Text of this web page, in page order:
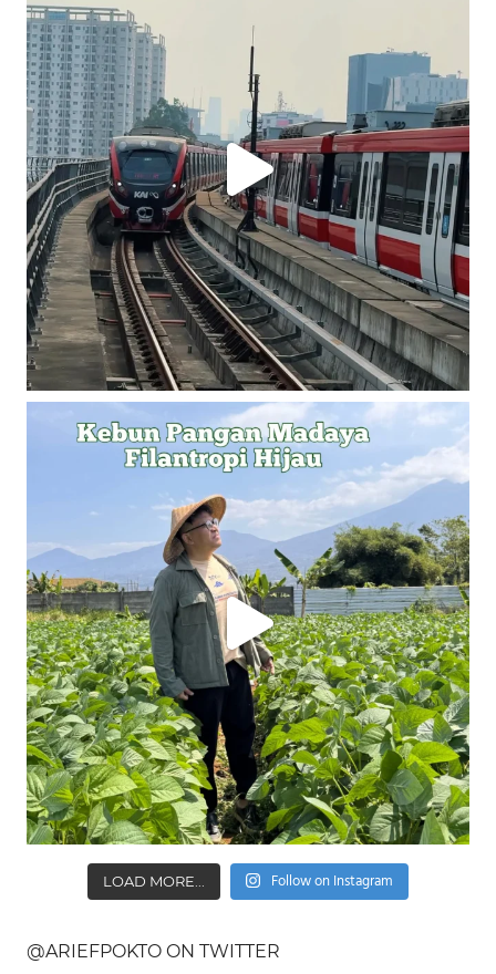
LOAD MORE... Follow on Instagram
@ARIEFPOKTO ON TWITTER